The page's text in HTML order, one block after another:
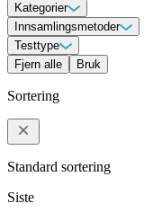
Kategorier
Allergi- og intoleransetester
Seksuell helse
Innsamlingsmetoder
Avføringsprøver
Testtype
Hurtigtest
Laboratorietest
Fjern alle Bruk
Sortering
Standard sortering
Siste